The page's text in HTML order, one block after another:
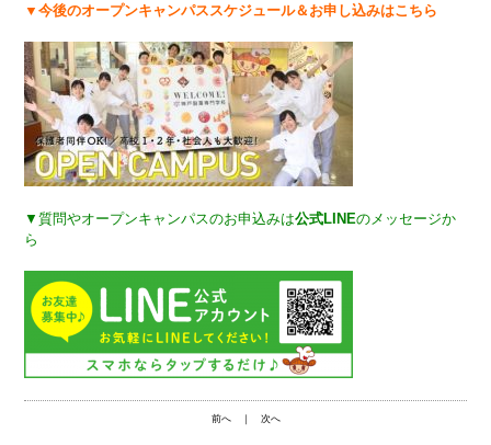
▼今後のオープンキャンパススケジュール＆お申し込みはこちら
▼質問やオープンキャンパスのお申込みは公式LINEのメッセージか
ら
前へ｜ 次へ